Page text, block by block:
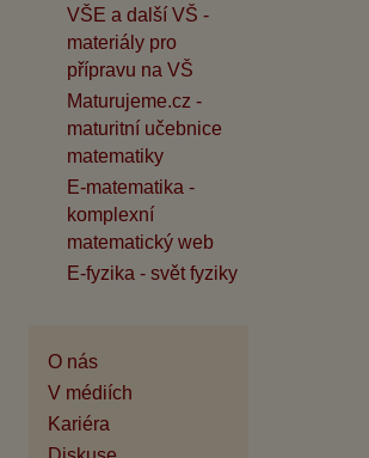
VŠE a další VŠ -
materiály pro
přípravu na VŠ
Maturujeme.cz -
maturitní učebnice
matematiky
E-matematika -
komplexní
matematický web
E-fyzika - svět fyziky
O nás
V médiích
Kariéra